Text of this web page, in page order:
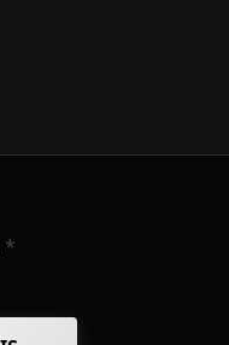
*